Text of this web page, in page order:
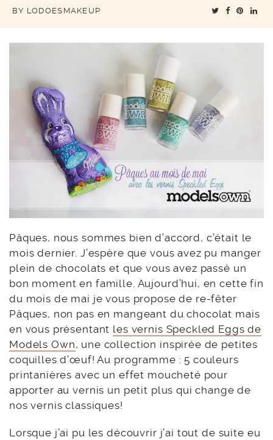
BY LODOESMAKEUP
Pâques, nous sommes bien d’accord, c’était le
mois dernier. J’espère que vous avez pu manger
plein de chocolats et que vous avez passé un
bon moment en famille. Aujourd’hui, en cette fin
du mois de mai je vous propose de re-fêter
Pâques, non pas en mangeant du chocolat mais
en vous présentant les vernis Speckled Eggs de
Models Own, une collection inspirée de petites
coquilles d’œuf! Au programme : 5 couleurs
printanières avec un effet moucheté pour
apporter au vernis un petit plus qui change de
nos vernis classiques!
Lorsque j’ai pu les découvrir j’ai tout de suite eu